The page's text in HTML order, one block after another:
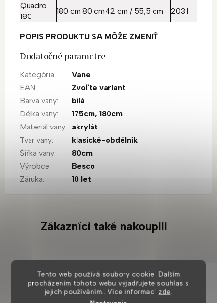
Tento web používá soubory cookie. Dalším
procházením tohoto webu vyjadřujete souhlas s
jejich používáním.. Více informací zde
Quadro
180
180 cm 80 cm42 cm / 55,5 cm 203 l
POPIS PRODUKTU SA MÔŽE ZMENIŤ
Dodatočné parametre
Kategória:
Vane
EAN:
Zvoľte variant
Barva vany:
bílá
Délka vany: 175cm, 180cm
Materiál vany:
akrylát
Tvar vany:
klasické-obdélník
Šířka vany:
80cm
Výrobce:
Besco
Záruka: 10 let
Zákazníci také nakoupili
BESTSELLER
Tip